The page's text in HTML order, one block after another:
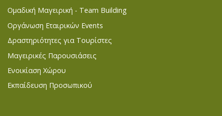
Ομαδική Μαγειρική - Team Building
Οργάνωση Εταιρικών Events
Δραστηριότητες για Τουρίστες
Μαγειρικές Παρουσιάσεις
Ενοικίαση Χώρου
Εκπαίδευση Προσωπικού